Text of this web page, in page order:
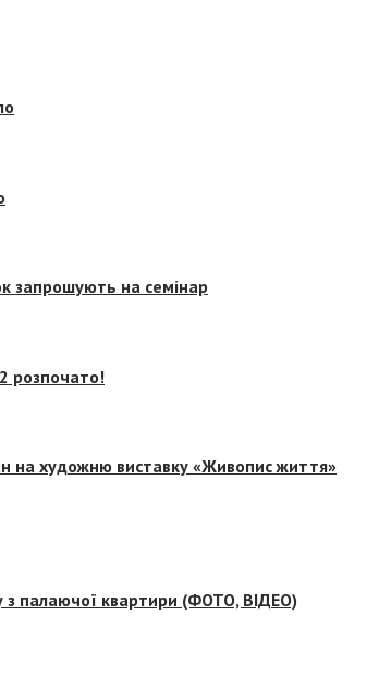
запрошують на семінар
розпочато!
на художню виставку «Живопис життя»
з палаючої квартири (ФОТО, ВІДЕО)